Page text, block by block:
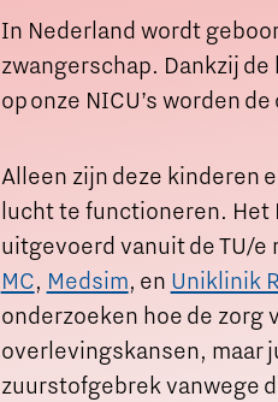
In Nederland wordt
zwangerschap. Dankzij
op onze NICU’s worden
Alleen zijn deze kinderen
lucht te functioneren. Het
uitgevoerd vanuit de TU/
MC, Medsim, en Uniklinik
onderzoeken hoe de zorg
overlevingskansen, maar
zuurstofgebrek vanwege